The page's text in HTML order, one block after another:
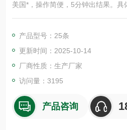
美国*，操作简便，5分钟出结果。具
产品型号：25条
更新时间：2025-10-14
厂商性质：生产厂家
访问量：3195
产品咨询